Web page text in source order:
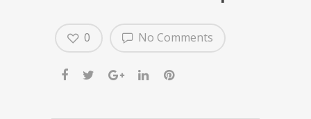
No Comments
0